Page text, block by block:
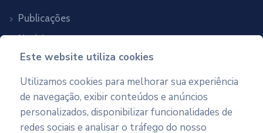
Publicações
Notícias
Agenda
Contactos
Newsletter
Este website utiliza cookies
Utilizamos cookies para melhorar sua experiência
de navegação, exibir conteúdos e anúncios
personalizados, disponibilizar funcionalidades de
redes sociais e analisar o tráfego do nosso